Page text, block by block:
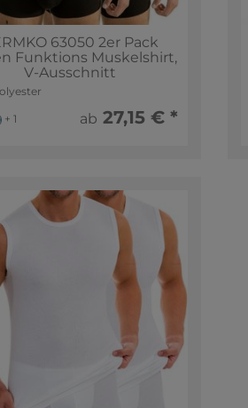
63050 2er Pack
Funktions Muskelshirt,
V-Ausschnitt
+ 1 ab 27,15 € *